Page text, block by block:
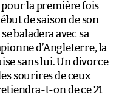
pour la première fois
de saison de son
baladera avec sa
d’Angleterre, la
sans lui. Un divorce
sourires de ceux
t-on de ce 21